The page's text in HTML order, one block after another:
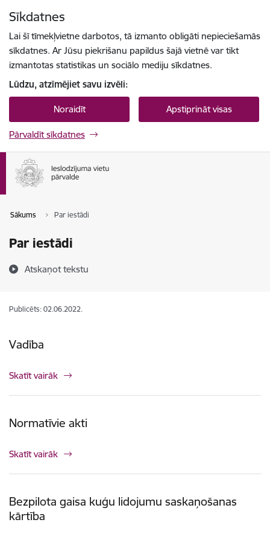
Sīkdatnes
Lai šī tīmekļvietne darbotos, tā izmanto obligāti nepieciešamās
sīkdatnes. Ar Jūsu piekrišanu papildus šajā vietnē var tikt
izmantotas statistikas un sociālo mediju sīkdatnes.
Lūdzu, atzīmējiet savu izvēli:
Noraidīt Apstiprināt visas
Pārvaldīt sīkdatnes
Sākums Par iestādi
Par iestādi
Atskaņot tekstu
Publicēts: 02.06.2022.
Vadība
Skatīt vairāk
Normatīvie akti
Skatīt vairāk
Bezpilota gaisa kuģu lidojumu saskaņošanas
kārtība